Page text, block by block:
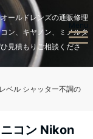
ールドレンズの通販修理
ン、キヤノン、ミノルタ
見積もりご相談くださ
ベル シャッター不調の
ニコン Nikon